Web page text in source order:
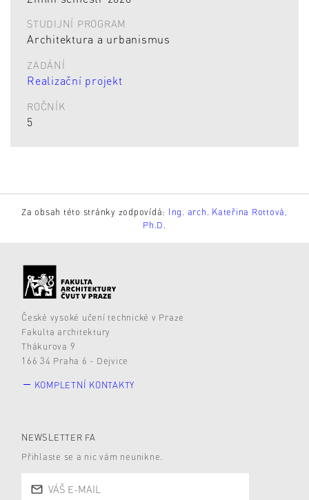
STUDIJNÍ PROGRAM
Architektura a urbanismus
ZADÁNÍ
Realizační projekt
ROČNÍK
5
Za obsah této stránky zodpovídá: Ing. arch. Kateřina Rottová,
Ph.D.
České vysoké učení technické v Praze
Fakulta architektury
Thákurova 9
166 34 Praha 6 - Dejvice
KOMPLETNÍ KONTAKTY
NEWSLETTER FA
Přihlaste se a nic vám neunikne.